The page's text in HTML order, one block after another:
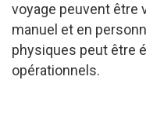
voyage peuvent être
manuel et en
physiques peut être
opérationnels.